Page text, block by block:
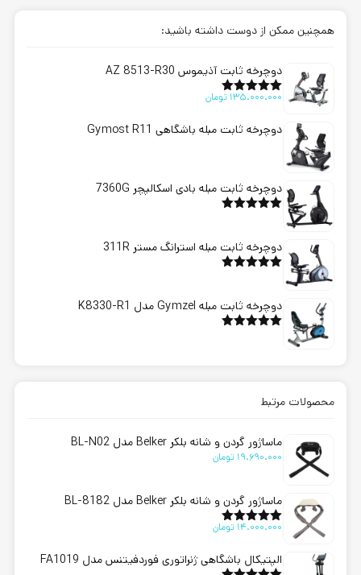
همچنین ممکن از دوست داشته باشید:
دوچرخه ثابت آذیموس AZ 8513-R30
امتیاز5.00
135.000.000 تومان
دوچرخه ثابت مبله باشگاهی Gymost R11
دوچرخه ثابت مبله بادی اسکالپچر 7360G
دوچرخه ثابت مبله استرانگ مستر 311R
دوچرخه ثابت مبله Gymzel مدل K8330-R1
محصولات مرتبط
ماساژور گردن و شانه بلکر Belker مدل BL-N02
19.690.000 تومان
ماساژور گردن و شانه بلکر Belker مدل BL-8182
امتیاز5.00
14.000.000 تومان
الپتیکال باشگاهی ژنراتوری فوردفیتنس مدل FA1019